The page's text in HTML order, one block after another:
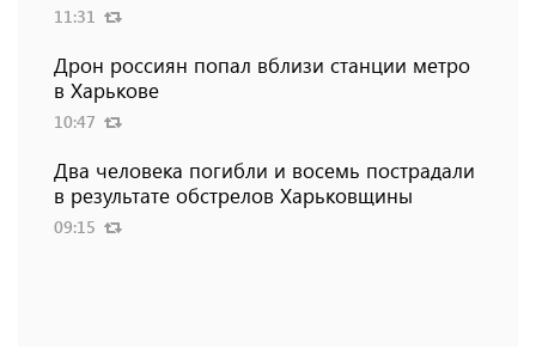
11:31
Дрон россиян попал вблизи станции метро
в Харькове
10:47
Два человека погибли и восемь пострадали
в результате обстрелов Харьковщины
09:15